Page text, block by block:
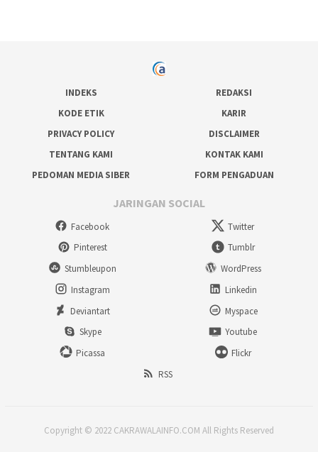
INDEKS
REDAKSI
KODE ETIK
KARIR
PRIVACY POLICY
DISCLAIMER
TENTANG KAMI
KONTAK KAMI
PEDOMAN MEDIA SIBER
FORM PENGADUAN
JARINGAN SOCIAL
Facebook
Twitter
Pinterest
Tumblr
Stumbleupon
WordPress
Instagram
Linkedin
Deviantart
Myspace
Skype
Youtube
Picassa
Flickr
RSS
Copyright © 2022 CAKRAWALAINFO.COM All Rights Reserved